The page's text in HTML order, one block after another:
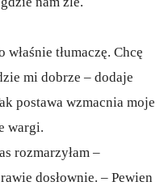
tłumaczę. Chcę
mi dobrze – dodaje
postawa wzmacnia moje
wargi.
rozmarzyłam –
dosłownie. – Pewien